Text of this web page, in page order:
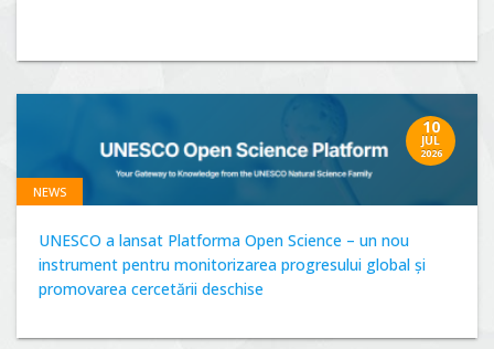
10
JUL
2026
NEWS
UNESCO a lansat Platforma Open Science – un nou
instrument pentru monitorizarea progresului global și
promovarea cercetării deschise